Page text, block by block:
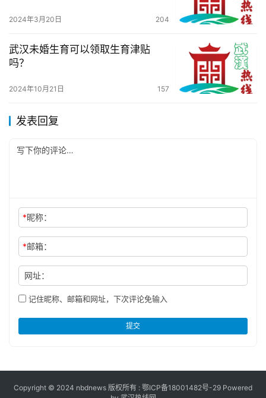
2024年3月20日 204
武汉未婚生育可以领取生育津贴
吗？
2024年10月21日 157
发表回复
*昵称：
*邮箱：
网址：
记住昵称、邮箱和网址，下次评论免输入
提交
Copyright © 2024 nbdnews 版权所有 : 鄂ICP备18001482号-29 Powered